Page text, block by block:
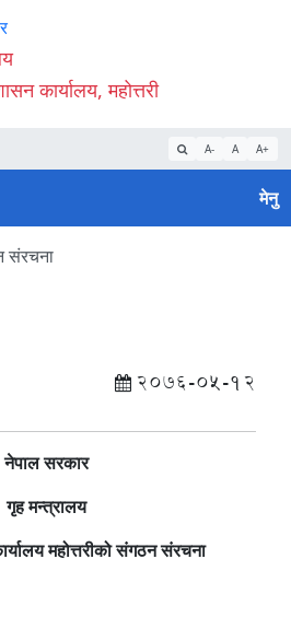
कार्यालय, महोत्तरी
A- A A+
मेनु
संरचना
2076-05-12
नेपाल सरकार
गृह मन्त्रालय
महोत्तरीको संगठन संरचना